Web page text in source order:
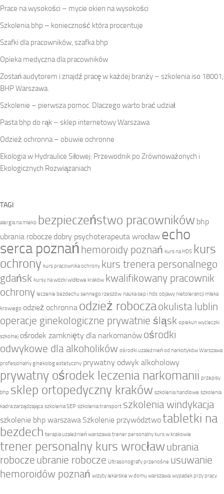
Prace na wysokości – mycie okien na wysokości
Szkolenia bhp – konieczność która procentuje
Szafki dla pracowników, szafka bhp
Opieka medyczna dla pracowników
Zostań audytorem i znajdź pracę w każdej branży – szkolenia iso 18001,
BHP Warszawa.
Szkolenie – pierwsza pomoc. Dlaczego warto brać udział.
Pasta bhp do rąk – sklep internetowy Warszawa
Odzież ochronna – obuwie ochronne
Ekologia w Hydraulice Siłowej: Przewodnik po Zrównoważonych i
Ekologicznych Rozwiązaniach
TAGI
alergia na mleko bezpieczeństwo pracowników bhp
ubrania robocze dobry psychoterapeuta wrocław echo
serca poznań hemoroidy poznań kurs na HDS kurs
ochrony kurs pracownika ochrony kurs trenera personalnego
gdańsk kursy na wózki widłowe kraków kwalifikowany pracownik
ochrony leczenie bezdechu sennego rzeszów nauka sep i hds objawy nietolerancji mleka
krowiego odzież ochronna odzież roboczaokulista lublin
operacje ginekologiczne prywatnie śląsk opiekun wycieczki
szkolnej ośrodek zamknięty dla narkomanów ośrodki
odwykowe dla alkoholików ośrodki uzależnień od narkotyków Warszawa
profesjonalny ginekolog estetyczny prywatny odwyk alkoholowy
prywatny ośrodek leczenia narkomanii przepisy
bhp sklep ortopedyczny kraków szkolenia handlowe szkolenia
kadra zarządzająca szkolenia SEP szkolenia transport szkolenia windykacja
szkolenie bhp warszawa Szkolenie przywództwotabletki na
bezdech terapia uzależnień warszawa trener personalny kurs w krakowie
trener personalny kurs wrocław ubrania
robocze ubranie robocze Ultrasonografy przenośne usuwanie
hemoroidów poznań wizyty lekarskie w domu warszawa wypadek przy pracy